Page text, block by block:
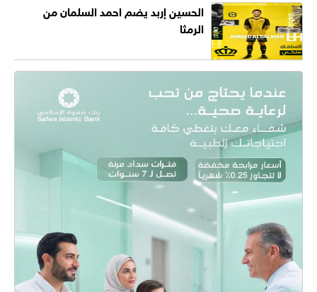
الحسين إربد يضم احمد السلمان من
الرمثا